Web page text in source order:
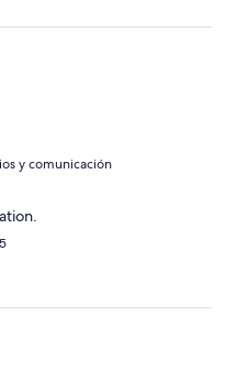
y comunicación